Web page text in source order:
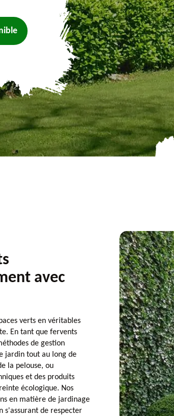
avec
verts en véritables
En tant que fervents
de gestion
jardin tout au long de
la pelouse, ou
et des produits
écologique. Nos
en matière de jardinage
s'assurant de respecter